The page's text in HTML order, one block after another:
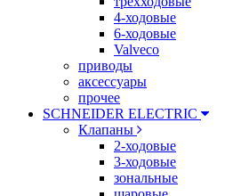
4-ходовые
6-ходовые
Valveco
приводы
аксессуары
прочее
SCHNEIDER ELECTRIC
Клапаны
2-ходовые
3-ходовые
зональные